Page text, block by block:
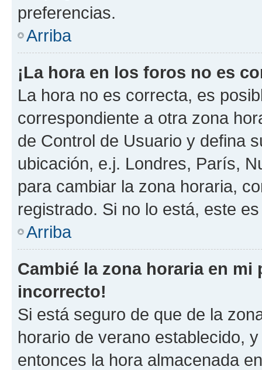
preferencias.
Arriba
¡La hora en los foros no es
La hora no es correcta, es
correspondiente a otra zona
de Control de Usuario y defina
ubicación, e.j. Londres, París,
para cambiar la zona horaria,
registrado. Si no lo está, este
Arriba
Cambié la zona horaria en
incorrecto!
Si está seguro de que de la
horario de verano establecido,
entonces la hora almacenada